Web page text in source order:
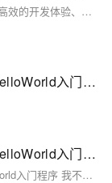
本文深入探讨了.NET技术的独特魅力与优势，涵盖高效的开发体验、强大的性能表现、高度的可扩展性及丰富的生态系统等方面，展示了其在软件开发领域的核心竞争力。.NET不仅支持跨平台开发，具备出色的安全性和稳定性，还能与多种技术无缝集成，为企业级应用提供全面支持。
.Net 转战 Android 4.4 日常笔记（2）--HelloWorld入门程序
.Net 转战 Android 4.4 日常笔记（2）--HelloWorld入门程序
原文:.Net 转战 Android 4.4 日常笔记（2）--HelloWorld入门程序 我不知道人们为什么那么喜欢用HelloWorld来做为自己的第一个程序入门，为什么不是hello **其他的东西或者hi。